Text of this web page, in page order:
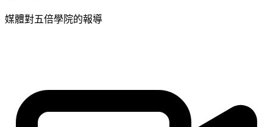
媒體對五倍學院的報導